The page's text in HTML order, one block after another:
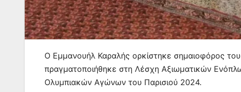
Ο Εμμανουήλ Καραλής ορκίστηκε σημαιοφόρος
πραγματοποιήθηκε στη Λέσχη Αξιωματικών
Ολυμπιακών Αγώνων του Παρισιού 2024.